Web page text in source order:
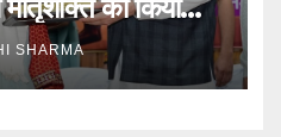
को किया
SHARMA